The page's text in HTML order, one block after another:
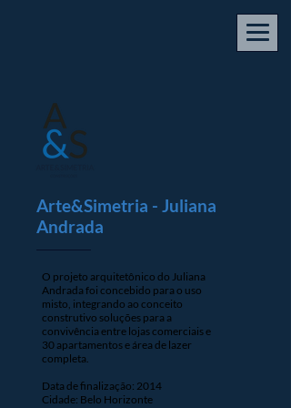
Arte&Simetria - Juliana
Andrada
O projeto arquitetônico do Juliana
Andrada foi concebido para o uso
misto, integrando ao conceito
construtivo soluções para a
convivência entre lojas comerciais e
30 apartamentos e área de lazer
completa.
Data de finalização: 2014
Cidade: Belo Horizonte